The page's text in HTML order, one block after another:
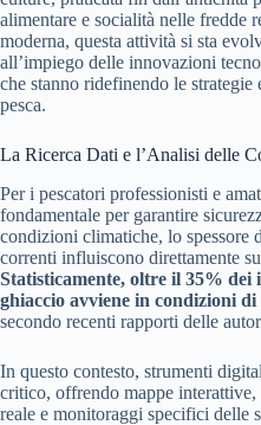
alimentare e socialità nelle fredde
moderna, questa attività si sta
all’impiego delle innovazioni
che stanno ridefinendo le
pesca.
La Ricerca Dati e l’Analisi delle
Per i pescatori professionisti e
fondamentale per garantire
condizioni climatiche, lo spessore
correnti influiscono direttamente
Statisticamente, oltre il 35% dei
ghiaccio avviene in condizioni
secondo recenti rapporti delle
In questo contesto, strumenti
critico, offrendo mappe
reale e monitoraggi specifici delle